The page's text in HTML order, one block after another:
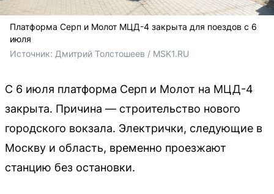
Платформа Серп и Молот МЦД-4 закрыта для поездов с 6
июля
Источник: Дмитрий Толстошеев / MSK1.RU
С 6 июля платформа Серп и Молот на МЦД-4
закрыта. Причина — строительство нового
городского вокзала. Электрички, следующие в
Москву и область, временно проезжают
станцию без остановки.